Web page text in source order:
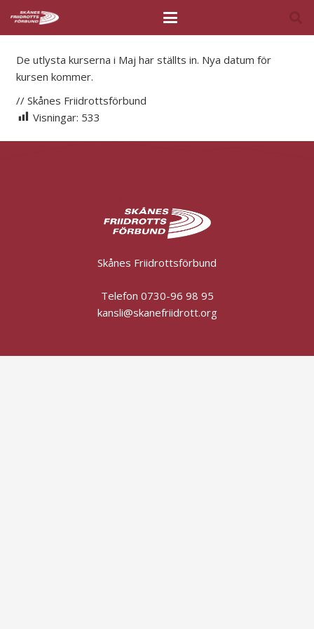
De utlysta kurserna i Maj har ställts in. Nya datum för
kursen kommer.
// Skånes Friidrottsförbund
Visningar: 533
Skånes Friidrottsförbund
Telefon 0730-96 98 95
kansli@skanefriidrott.org